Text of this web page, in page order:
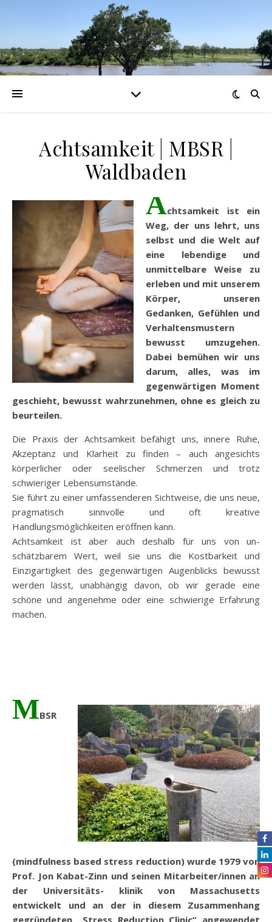
Achtsamkeit | MBSR |
Waldbaden
Achtsamkeit ist ein
Weg, der uns lehrt, uns
selbst und die Welt auf
eine lebendige und
unmittelbare Weise zu
erleben und mit unserem
Körper, unseren
Gedanken, Gefühlen und
Verhaltensmustern
bewusst umzugehen.
Dabei bemühen wir uns
darum, alles, was im
gegenwärtigen Moment
geschieht, bewusst wahrzunehmen, ohne es gleich zu
beurteilen.
Die Praxis der Achtsamkeit befähigt uns, innere Ruhe,
Akzeptanz und Klarheit zu finden – auch angesichts
körperlicher oder seelischer Schmerzen und trotz
schwieriger Lebensumstände.
Sie führt zu einer umfassenderen Sichtweise, die uns neue,
pragmatisch sinnvolle und oft kreative
Handlungsmöglichkeiten eröffnen kann.
Achtsamkeit ist aber auch deshalb für uns von un-
schätzbarem Wert, weil sie uns die Kostbarkeit und
Einzigartigkeit des gegenwärtigen Augenblicks bewusst
werden lässt, unabhängig davon, ob wir gerade eine
schöne und angenehme oder eine schwierige Erfahrung
machen.
MBSR
(mindfulness based stress reduction) wurde 1979 von
Prof. Jon Kabat-Zinn und seinen Mitarbeiter/innen an
der Universitäts- klinik von Massachusetts
entwickelt und an der in diesem Zusammenhang
gegründeten „Stress Reduction Clinic“ angewendet